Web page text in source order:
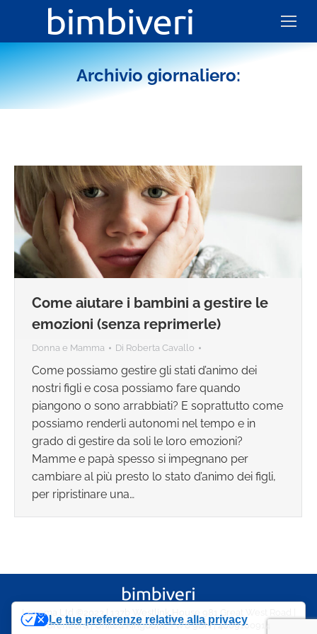
Archivio giornaliero:
Come aiutare i bambini a gestire le
emozioni (senza reprimerle)
Donna e Mamma Di Roberta Cavallo
Come possiamo gestire gli stati d’animo dei
nostri figli e cosa possiamo fare quando
piangono o sono arrabbiati? E soprattutto come
possiamo renderli autonomi nel tempo e in
grado di gestire da soli le loro emozioni?
Mamme e papà spesso si impegnano per
cambiare al più presto lo stato d’animo dei figli,
per ripristinare una…
Lexema Ltd ©2023 | 137b Westlink House 981 Great West Road |
Brentford | United Kingdom, TW8 9DN | 4009100914
Le tue preferenze relative alla privacy